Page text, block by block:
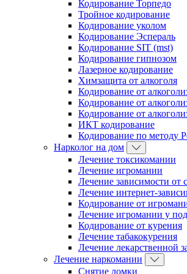
Кодирование Торпедо
Тройное кодирование
Кодирование уколом
Кодирование Эспераль
Кодирование SIT (mst)
Кодирование гипнозом
Лазерное кодирование
Химзащита от алкоголя
Кодирование от
Кодирование от
Кодирование от
ИКТ кодирование
Кодирование по методу
Нарколог на дом
Лечение токсикомании
Лечение игромании
Лечение зависимости от
Лечение интернет-
Кодирование от
Лечение игромании у
Кодирование от курения
Лечение табакокурения
Лечение лекарственной
Лечение наркомании
Снятие ломки